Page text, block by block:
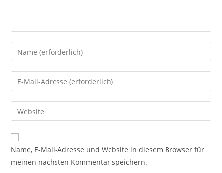
Gib
deinen
Namen
oder
zum
Kommentieren
ein
Gib
deine
E-
Mail-
zum
Kommentieren
ein
Gib
deine
Website-
URL
Name, E-Mail-Adresse und Website in diesem Browser für
meinen nächsten Kommentar speichern.